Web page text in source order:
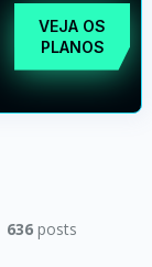
VEJA OS
PLANOS
636posts